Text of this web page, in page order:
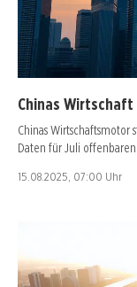
Chinas
Chinas
Daten für Juli
15.08.2025, 07:00 Uhr